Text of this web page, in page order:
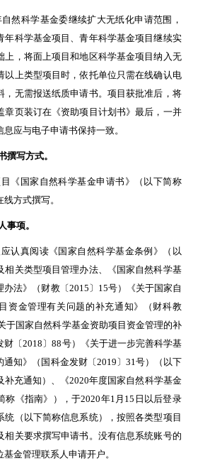
科学基金委继续扩大无纸化申请范围，
年科学基金项目、青年科学基金项目继续实
上，将面上项目和地区科学基金项目纳入无
以上类型项目时，依托单位只需在线确认电
，无需报送纸质申请书。项目获批准后，将
章页装订在《资助项目计划书》最后，一并
应与电子申请书保持一致。
撰写方式。
国家自然科学基金申请书》（以下简称
方式撰写。
事项。
真阅读《国家自然科学基金条例》（以
相关类型项目管理办法、《国家自然科学基
办法》（财教〔2015〕15号）《关于国家自
资金管理有关问题的补充通知》（财科教
于国家自然科学基金资助项目资金管理的补
财〔2018〕88号）《关于进一步完善科学基
通知》（国科金发财〔2019〕31号）（以下
补充通知）、《2020年度国家自然科学基金
称《指南》），于2020年1月15日以后登录
统（以下简称信息系统），按照各类型项目
相关要求撰写申请书。没有信息系统账号的
金管理联系人申请开户。